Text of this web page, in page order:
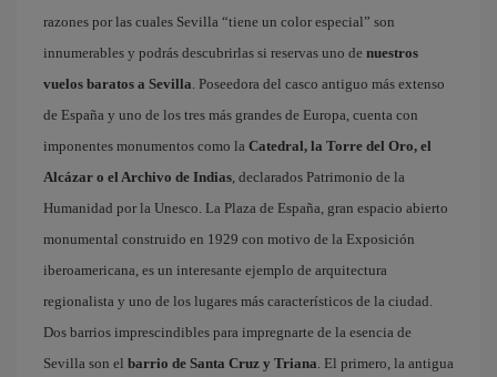
razones por las cuales Sevilla “tiene un color especial” son
innumerables y podrás descubrirlas si reservas uno de nuestros
vuelos baratos a Sevilla. Poseedora del casco antiguo más extenso
de España y uno de los tres más grandes de Europa, cuenta con
imponentes monumentos como la Catedral, la Torre del Oro, el
Alcázar o el Archivo de Indias, declarados Patrimonio de la
Humanidad por la Unesco. La Plaza de España, gran espacio abierto
monumental construido en 1929 con motivo de la Exposición
iberoamericana, es un interesante ejemplo de arquitectura
regionalista y uno de los lugares más característicos de la ciudad.
Dos barrios imprescindibles para impregnarte de la esencia de
Sevilla son el barrio de Santa Cruz y Triana. El primero, la antigua